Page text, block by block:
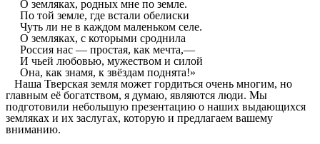
О земляках, родных мне по земле.
По той земле, где встали обелиски
Чуть ли не в каждом маленьком селе.
О земляках, с которыми сроднила
Россия нас — простая, как мечта,—
И чьей любовью, мужеством и силой
Она, как знамя, к звёздам поднята!»
Наша Тверская земля может гордиться очень многим, но
главным её богатством, я думаю, являются люди. Мы
подготовили небольшую презентацию о наших выдающихся
земляках и их заслугах, которую и предлагаем вашему
вниманию.